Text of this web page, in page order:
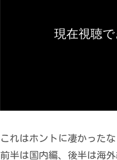
これはホントに凄かったな
前半は国内編、後半は海